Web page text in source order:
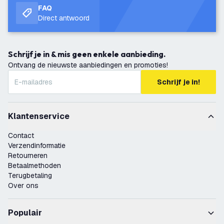
FAQ
Direct antwoord
Schrijf je in & mis geen enkele aanbieding.
Ontvang de nieuwste aanbiedingen en promoties!
Schrijf je in!
Klantenservice
Contact
Verzendinformatie
Retourneren
Betaalmethoden
Terugbetaling
Over ons
Populair